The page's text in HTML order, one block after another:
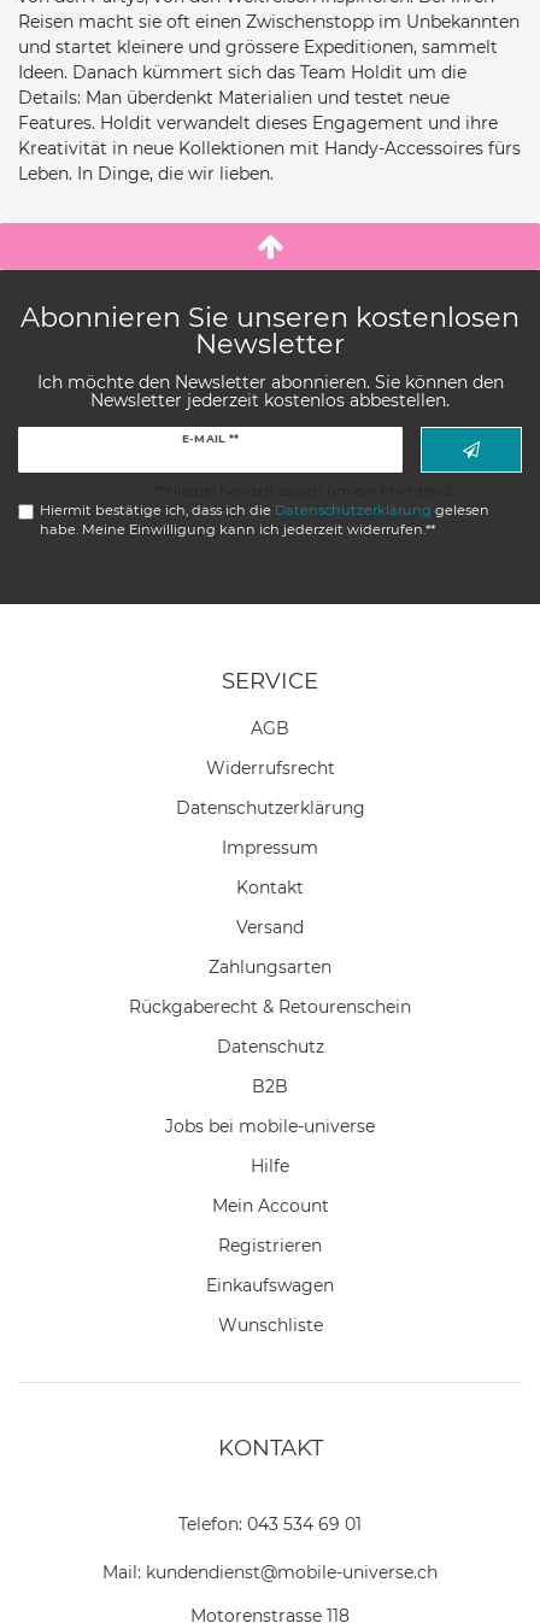
Reisen macht sie oft einen Zwischenstopp im Unbekannten
und startet kleinere und grössere Expeditionen, sammelt
Ideen. Danach kümmert sich das Team Holdit um die
Details: Man überdenkt Materialien und testet neue
Features. Holdit verwandelt dieses Engagement und ihre
Kreativität in neue Kollektionen mit Handy-Accessoires fürs
Leben. In Dinge, die wir lieben.
Abonnieren Sie unseren kostenlosen
Newsletter
Ich möchte den Newsletter abonnieren. Sie können den
Newsletter jederzeit kostenlos abbestellen.
E-MAIL **
Hiermit bestätige ich, dass ich die Daten­schutz­erklärung gelesen
habe. Meine Einwilligung kann ich jederzeit widerrufen.**
SERVICE
AGB
Widerrufs­recht
Daten­schutz­erklärung
Impressum
Kontakt
Versand
Zahlungsarten
Rückgaberecht & Retourenschein
Datenschutz
B2B
Jobs bei mobile-universe
Hilfe
Mein Account
Registrieren
Einkaufswagen
Wunschliste
KONTAKT
Telefon: 043 534 69 01
Mail: kundendienst@mobile-universe.ch
Motorenstrasse 118